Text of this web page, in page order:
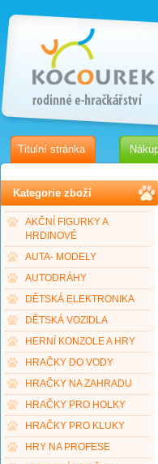
Titulní stránka
Kategorie zboží
AKČNÍ FIGURKY A
HRDINOVÉ
AUTA- MODELY
AUTODRÁHY
DĚTSKÁ ELEKTRONIKA
DĚTSKÁ VOZIDLA
HERNÍ KONZOLE A HRY
HRAČKY DO VODY
HRAČKY NA ZAHRADU
HRAČKY PRO HOLKY
HRAČKY PRO KLUKY
HRY NA PROFESE